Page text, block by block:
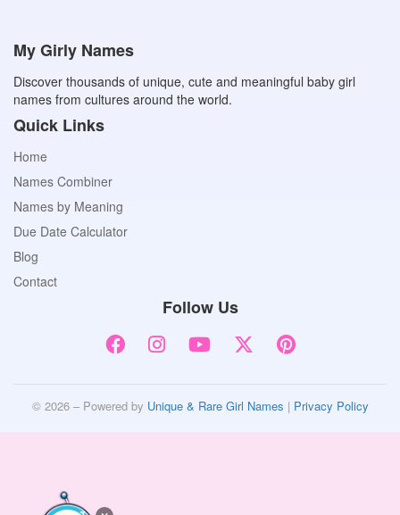
My Girly Names
Discover thousands of unique, cute and meaningful baby girl
names from cultures around the world.
Quick Links
Home
Names Combiner
Names by Meaning
Due Date Calculator
Blog
Contact
Follow Us
© 2026 – Powered by Unique & Rare Girl Names | Privacy Policy